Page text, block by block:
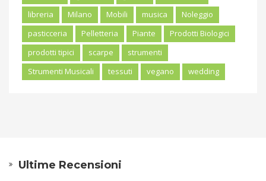
libreria
Milano Mobili musica
Noleggio
pasticceria
Pelletteria Piante
Prodotti Biologici
prodotti tipici
scarpe
strumenti
Strumenti Musicali
tessuti vegano wedding
Ultime Recensioni